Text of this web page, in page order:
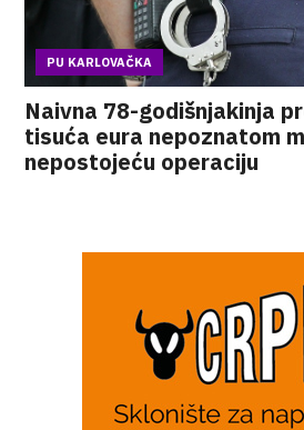
PU KARLOVAČKA
Naivna 78-godišnjakinja
tisuća eura nepoznatom
nepostojeću operaciju